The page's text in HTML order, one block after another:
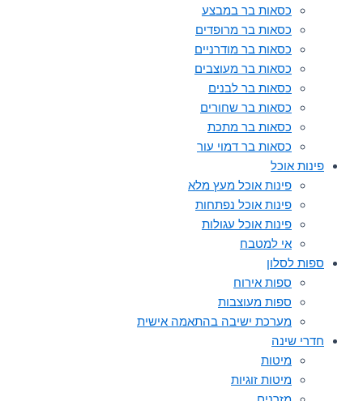
כסאות בר במבצע
כסאות בר מרופדים
כסאות בר מודרניים
כסאות בר מעוצבים
כסאות בר לבנים
כסאות בר שחורים
כסאות בר מתכת
כסאות בר דמוי עור
פינות אוכל
פינות אוכל מעץ מלא
פינות אוכל נפתחות
פינות אוכל עגולות
אי למטבח
ספות לסלון
ספות אירוח
ספות מעוצבות
מערכת ישיבה בהתאמה אישית
חדרי שינה
מיטות
מיטות זוגיות